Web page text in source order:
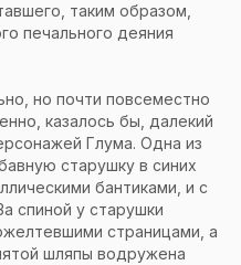
таким образом,
печального деяния
но почти повсеместно
казалось бы, далекий
Глума. Одна из
старушку в синих
бантиками, и с
спиной у старушки
страницами, а
шляпы водружена